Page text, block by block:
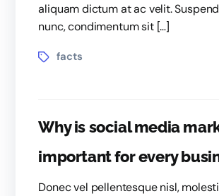
aliquam dictum at ac velit.
nunc, condimentum sit […]
facts
Why is social media
important for every
Donec vel pellentesque nisl,